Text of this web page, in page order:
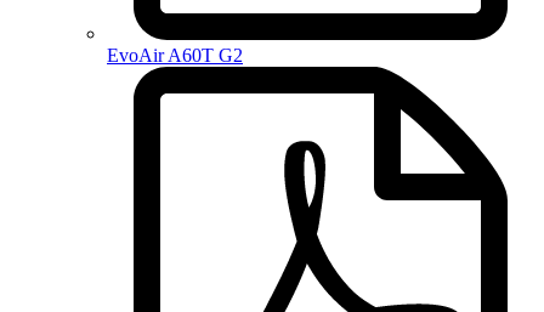
EvoAir A60T G2